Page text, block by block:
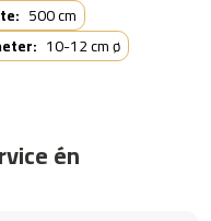
500 cm
10-12 cm ø
én